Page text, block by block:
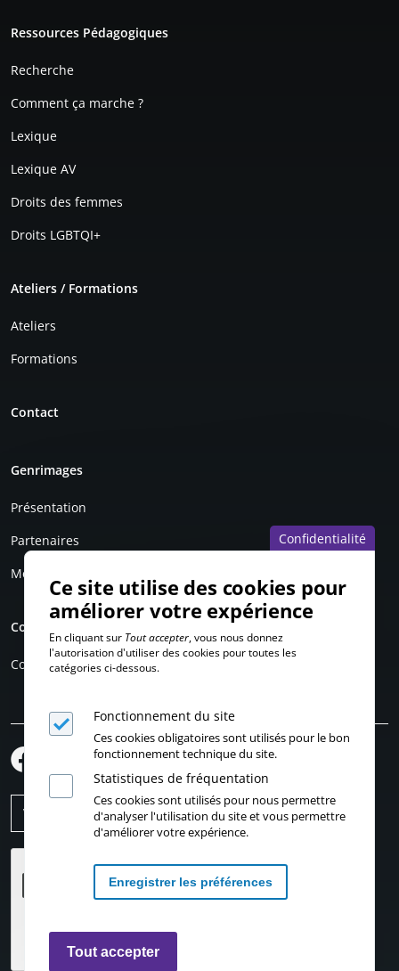
Ressources Pédagogiques
Recherche
Comment ça marche ?
Lexique
Lexique AV
Droits des femmes
Droits LGBTQI+
Ateliers / Formations
Ateliers
Formations
Contact
Genrimages
Présentation
Partenaires
Mentions légales
Compte personnel
Connexion
Confidentialité
Ce site utilise des cookies pour
améliorer votre expérience
En cliquant sur Tout accepter, vous nous donnez
l'autorisation d'utiliser des cookies pour toutes les
catégories ci-dessous.
Fonctionnement du site
Ces cookies obligatoires sont utilisés pour le bon
fonctionnement technique du site.
Statistiques de fréquentation
Ces cookies sont utilisés pour nous permettre
d'analyser l'utilisation du site et vous permettre
d'améliorer votre expérience.
Enregistrer les préférences
Tout accepter